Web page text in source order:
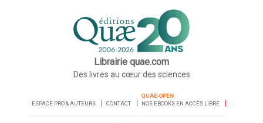
Librairie quae.com
Des livres au cœur des sciences
ESPACE PRO & AUTEURS CONTACT
QUAE-OPEN
NOS EBOOKS EN ACCÈS LIBRE